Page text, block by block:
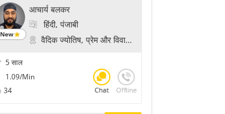
New
आचार्य बलकर
हिंदी, पंजाबी
वैदिक ज्योतिष, प्रेम और विवाह के मंत्र
5 साल
1.09/Min
34